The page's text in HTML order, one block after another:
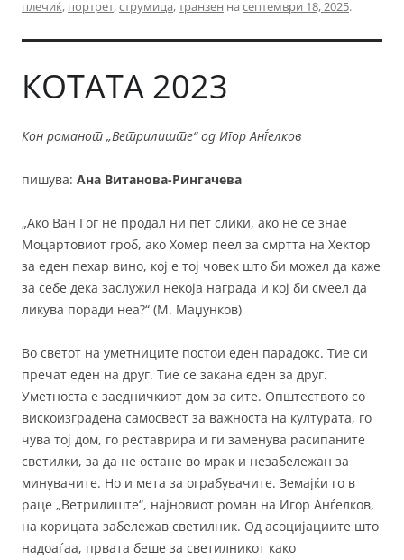
плечиќ, портрет,струмица,транзен на септември 18, 2025.
КОТАТА 2023
Кон романот „Ветрилиште“ од Игор Анѓелков
пишува: Ана Витанова-Рингачева
„Ако Ван Гог не продал ни пет слики, ако не се знае
Моцартовиот гроб, ако Хомер пеел за смртта на Хектор
за еден пехар вино, кој е тој човек што би можел да каже
за себе дека заслужил некоја награда и кој би смеел да
ликува поради неа?“ (М. Маџунков)
Во светот на уметниците постои еден парадокс. Тие си
пречат еден на друг. Тие се закана еден за друг.
Уметноста е заедничкиот дом за сите. Општеството со
вискоизградена самосвест за важноста на културата, го
чува тој дом, го реставрира и ги заменува расипаните
светилки, за да не остане во мрак и незабележан за
минувачите. Но и мета за ограбувачите. Земајќи го в
раце „Ветрилиште“, најновиот роман на Игор Анѓелков,
на корицата забележав светилник. Од асоцијациите што
надоаѓаа, првата беше за светилникот како